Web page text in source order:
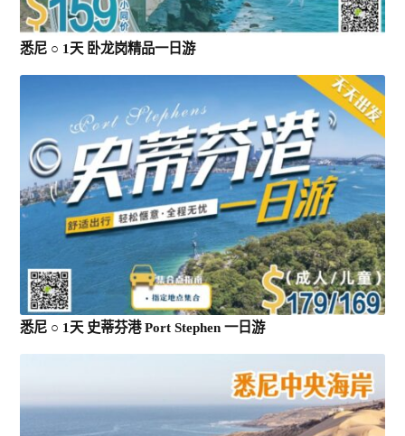
悉尼 ○ 1天 卧龙岗精品一日游
悉尼 ○ 1天 史蒂芬港 Port Stephen 一日游